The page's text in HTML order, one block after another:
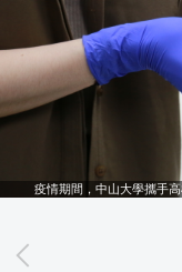
疫情期間，中山大學攜手